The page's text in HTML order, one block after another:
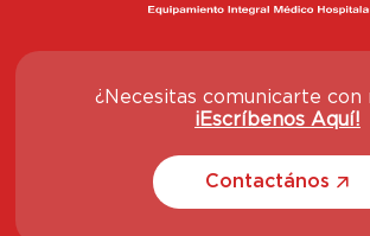
¿Necesitas comunicarte con
¡Escríbenos Aquí!
Contactános